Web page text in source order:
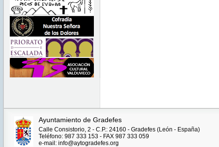
Ayuntamiento de Gradefes
Calle Consistorio, 2 - C.P.: 24160 - Gradefes (León - España)
Teléfono: 987 333 153 - FAX 987 333 059
e-mail: info@aytogradefes.org